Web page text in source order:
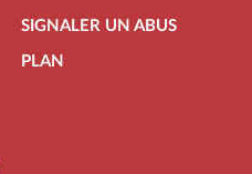
SIGNALER UN ABUS
PLAN